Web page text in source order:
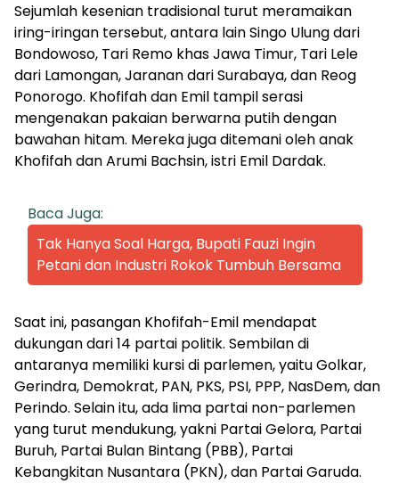
Sejumlah kesenian tradisional turut meramaikan
iring-iringan tersebut, antara lain Singo Ulung dari
Bondowoso, Tari Remo khas Jawa Timur, Tari Lele
dari Lamongan, Jaranan dari Surabaya, dan Reog
Ponorogo. Khofifah dan Emil tampil serasi
mengenakan pakaian berwarna putih dengan
bawahan hitam. Mereka juga ditemani oleh anak
Khofifah dan Arumi Bachsin, istri Emil Dardak.
Baca Juga:
Tak Hanya Soal Harga, Bupati Fauzi Ingin
Petani dan Industri Rokok Tumbuh Bersama
Saat ini, pasangan Khofifah-Emil mendapat
dukungan dari 14 partai politik. Sembilan di
antaranya memiliki kursi di parlemen, yaitu Golkar,
Gerindra, Demokrat, PAN, PKS, PSI, PPP, NasDem, dan
Perindo. Selain itu, ada lima partai non-parlemen
yang turut mendukung, yakni Partai Gelora, Partai
Buruh, Partai Bulan Bintang (PBB), Partai
Kebangkitan Nusantara (PKN), dan Partai Garuda.